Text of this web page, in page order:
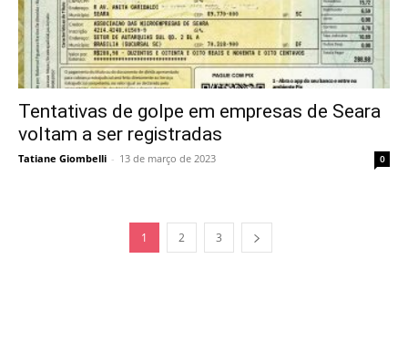
Tentativas de golpe em empresas de Seara
voltam a ser registradas
Tatiane Giombelli - 13 de março de 2023 0
1 2 3